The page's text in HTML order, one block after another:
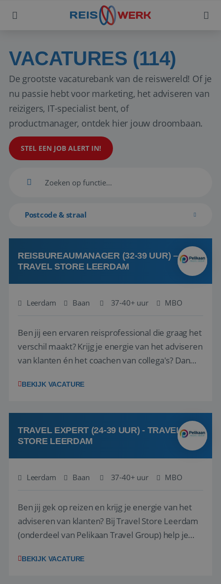
VACATURES (114)
De grootste vacaturebank van de reiswereld! Of je
nu passie hebt voor marketing, het adviseren van
reizigers, IT-specialist bent, of
productmanager, ontdek hier jouw droombaan.
STEL EEN JOB ALERT IN!
Postcode & straal
REISBUREAUMANAGER (32-39 UUR) –
TRAVEL STORE LEERDAM
Leerdam Baan 37-40+ uur MBO
Ben jij een ervaren reisprofessional die graag het
verschil maakt? Krijg je energie van het adviseren
van klanten én het coachen van collega's? Dan
(onderdeel van Pelikaan Travel Group) zoeken
team het reisbureau verder...
BEKIJK VACATURE
TRAVEL EXPERT (24-39 UUR) - TRAVEL
STORE LEERDAM
Leerdam Baan 37-40+ uur MBO
Ben jij gek op reizen en krijg je energie van het
adviseren van klanten? Bij Travel Store Leerdam
(onderdeel van Pelikaan Travel Group) help je
vinden. Samen maken we van elke reis een
BEKIJK VACATURE